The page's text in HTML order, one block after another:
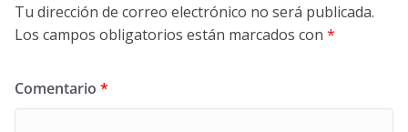
Tu dirección de correo electrónico no será publicada.
Los campos obligatorios están marcados con *
Comentario *